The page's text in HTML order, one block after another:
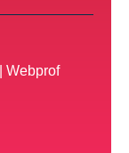
Webprof